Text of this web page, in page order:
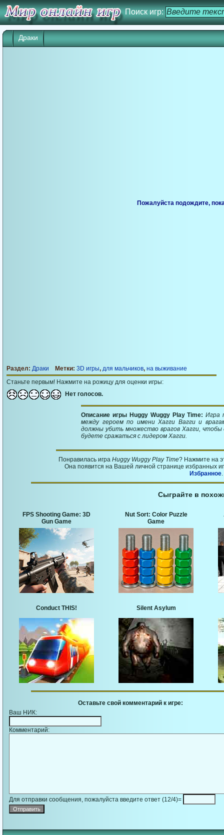
Поиск игр:
Драки
Игра начнется через 25 сек. Кликните
Раздел: Драки Метки: 3D игры, для мальчиков, на выживание
Станьте первым! Нажмите на рожицу для оценки игры:
Нет голосов.
Описание игры Huggy Wuggy Play Time:Игра
между героем по имени Хагги Вагги и
должны убить множество врагов Хагги,
будете сражаться с лидером Хагги.
Понравилась игра Huggy Wuggy Play Time? Нажмите на
Она появится на Вашей личной странице избранных
Избранное.
Сыграйте в
FPS Shooting Game: 3D
Gun Game
Nut Sort: Color Puzzle
Game
Conduct THIS! Silent Asylum
Оставьте свой комментарий к игре:
Ваш НИК:
Комментарий:
Для отправки сообщения, пожалуйста введите ответ (12/4)=